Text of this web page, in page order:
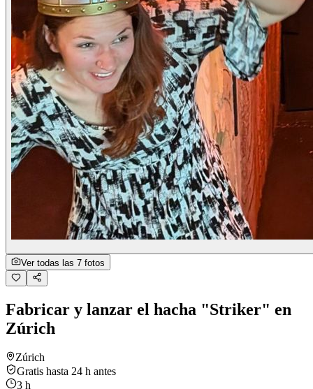
Ver todas las 7 fotos
Fabricar y lanzar el hacha "Striker" en
Zúrich
Zúrich
Gratis hasta 24 h antes
3 h